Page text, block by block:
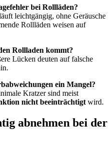
bei Rollläden?
leichtgängig, ohne Geräusche
Rollläden weisen auf
Rollladen kommt?
Lücken deuten auf falsche
ein Mangel?
Kratzer sind meist
nicht beeinträchtigt wird.
abnehmen bei der